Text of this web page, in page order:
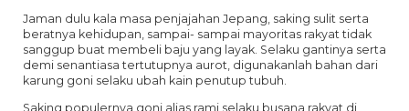
Jaman dulu kala masa penjajahan Jepang, saking sulit serta
beratnya kehidupan, sampai- sampai mayoritas rakyat tidak
sanggup buat membeli baju yang layak. Selaku gantinya serta
demi senantiasa tertutupnya aurot, digunakanlah bahan dari
karung goni selaku ubah kain penutup tubuh.
Saking populernya goni alias rami selaku busana rakyat di